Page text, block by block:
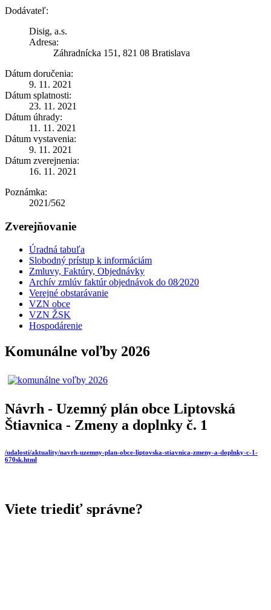
Dodávateľ:
Disig, a.s.
Adresa:
Záhradnícka 151, 821 08 Bratislava
Dátum doručenia:
9. 11. 2021
Dátum splatnosti:
23. 11. 2021
Dátum úhrady:
11. 11. 2021
Dátum vystavenia:
9. 11. 2021
Dátum zverejnenia:
16. 11. 2021
Poznámka:
2021/562
Zverejňovanie
Úradná tabuľa
Slobodný prístup k informáciám
Zmluvy, Faktúry, Objednávky
Archív zmlúv faktúr objednávok do 08⁄2020
Verejné obstarávanie
VZN obce
VZN ŽSK
Hospodárenie
Komunálne voľby 2026
Návrh - Uzemný plán obce Liptovská
Štiavnica - Zmeny a doplnky č. 1
/udalosti/aktuality/navrh-uzemny-plan-obce-liptovska-stiavnica-zmeny-a-doplnky-c-1-
670sk.html
Viete triediť správne?